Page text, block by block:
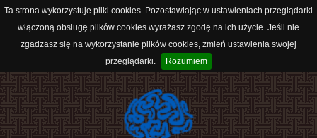
Ta strona wykorzystuje pliki cookies. Pozostawiając w ustawieniach przeglądarki
włączoną obsługę plików cookies wyrażasz zgodę na ich użycie. Jeśli nie
zgadzasz się na wykorzystanie plików cookies, zmień ustawienia swojej
przeglądarki.
Rozumiem